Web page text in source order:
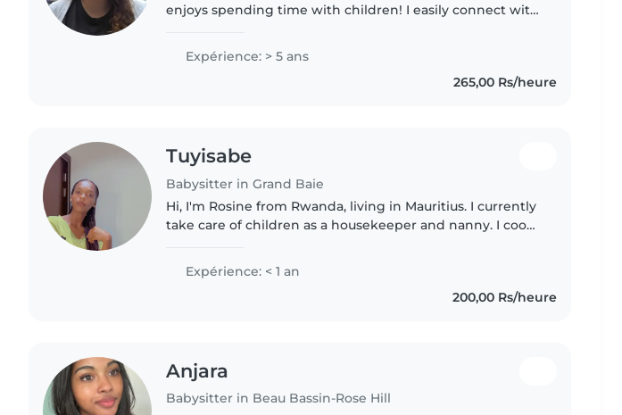
enjoys spending time with children! I easily connect with
personalities,..
Expérience: > 5 ans
265,00 Rs/heure
Tuyisabe
Babysitter in Grand Baie
Hi, I'm Rosine from Rwanda, living in Mauritius. I currently
take care of children as a housekeeper and nanny. I cook
Expérience: < 1 an
200,00 Rs/heure
Anjara
Babysitter in Beau Bassin-Rose Hill